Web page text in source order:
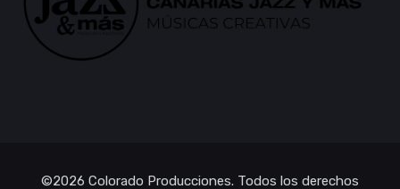
©2026 Colorado Producciones. Todos los derechos